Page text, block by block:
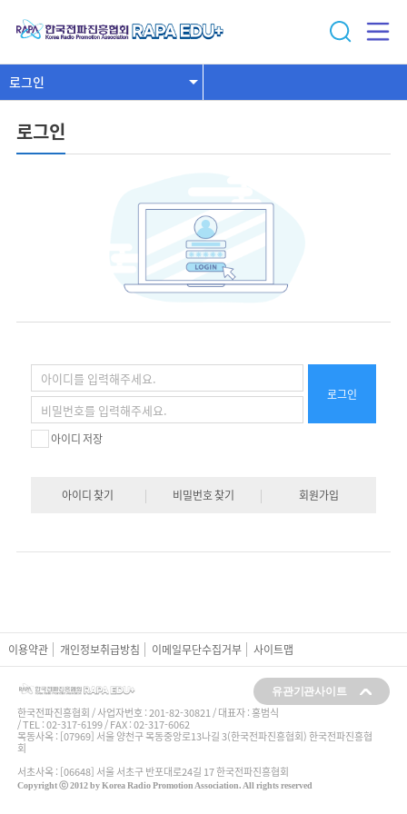
로그인
로그인
아이디 저장
로그인
아이디 찾기 비밀번호 찾기 회원가입
이용약관 개인정보취급방침 이메일무단수집거부 사이트맵
유관기관사이트
한국전파진흥협회 / 사업자번호 :201-82-30821/ 대표자 : 홍범식
/ TEL : 02-317-6199 / FAX : 02-317-6062
목동사옥 : [07969] 서울 양천구 목동중앙로13나길 3(한국전파진흥협회) 한국전파진흥협
회
서초사옥 : [06648] 서울 서초구 반포대로24길 17 한국전파진흥협회
Copyright ⓒ 2012 by Korea Radio Promotion Association. All rights reserved